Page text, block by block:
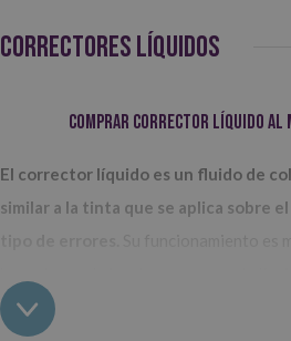
CORRECTORES LÍQUIDOS
Comprar corrector líquido al
El corrector líquido es un fluido de
similar a la tinta que se aplica sobre
sobre el fallo que quieres borrar y